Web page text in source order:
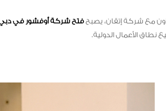
مع شركة إتقان، يصبحفتح شركة أوفشور في
نطاق الأعمال الدولية.